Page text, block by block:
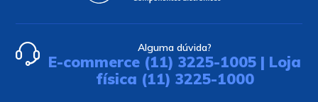
Alguma dúvida?
E-commerce (11) 3225-1005 | Loja
física (11) 3225-1000